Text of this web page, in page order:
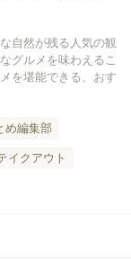
自然が残る人気の観
グルメを味わえるこ
を堪能できる、おす
め編集部
イクアウト